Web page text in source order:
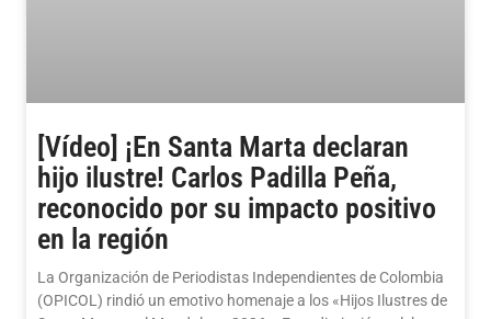
[Vídeo] ¡En Santa Marta declaran
hijo ilustre! Carlos Padilla Peña,
reconocido por su impacto positivo
en la región
La Organización de Periodistas Independientes de Colombia
(OPICOL) rindió un emotivo homenaje a los «Hijos Ilustres de